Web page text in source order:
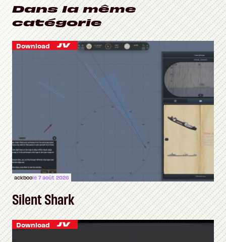
Dans la même
catégorie
Download
ackboole 7 août 2026
Silent Shark
Download